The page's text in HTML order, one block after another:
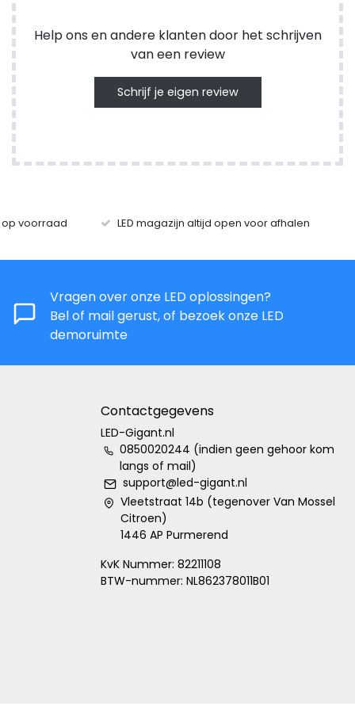
Help ons en andere klanten door het schrijven
van een review
Schrijf je eigen review
op voorraad LED magazijn altijd open voor afhalen
Vragen over onze LED oplossingen?
Bel of mail gerust, of bezoek onze LED
demoruimte
Contactgegevens
LED-Gigant.nl
0850020244 (indien geen gehoor kom
langs of mail)
support@led-gigant.nl
Vleetstraat 14b (tegenover Van Mossel
Citroen)
1446 AP Purmerend
KvK Nummer: 82211108
BTW-nummer: NL862378011B01